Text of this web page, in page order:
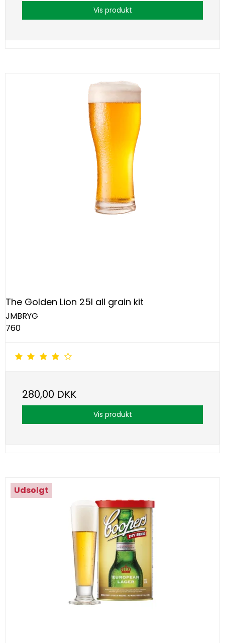
Vis produkt
The Golden Lion 25l all grain kit
JMBRYG
760
280,00 DKK
Vis produkt
Udsolgt